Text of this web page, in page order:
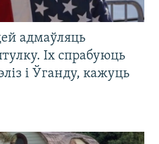
адмаўляць
Іх спрабуюць
і Ўганду, кажуць